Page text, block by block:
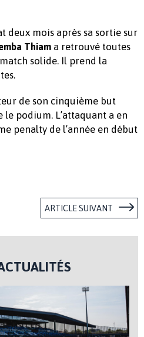
deux mois après sa sortie sur
Thiam a retrouvé toutes
solide. Il prend la
de son cinquième but
podium. L’attaquant a en
penalty de l’année en début
ARTICLE SUIVANT